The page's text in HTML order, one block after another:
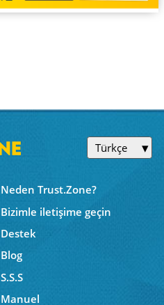
Türkçe
Neden Trust.Zone?
Bizimle iletişime geçin
Destek
Blog
S.S.S
Manuel